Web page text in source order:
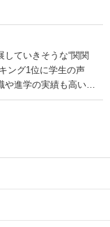
ていきそうな“関関
ング1位に学生の声
進学の実績も高い」